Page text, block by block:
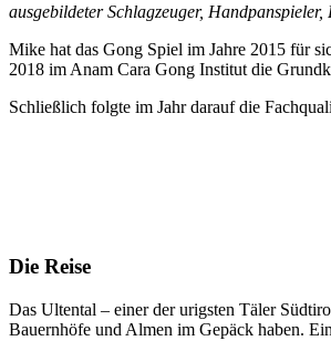
ausgebildeter Schlagzeuger,
Mike hat das Gong Spiel im Jahre 2015 für
2018 im Anam Cara Gong Institut die
Schließlich folgte im Jahr darauf die
Die Reise
Das Ultental – einer der urigsten Täler
Bauernhöfe und Almen im Gepäck haben.